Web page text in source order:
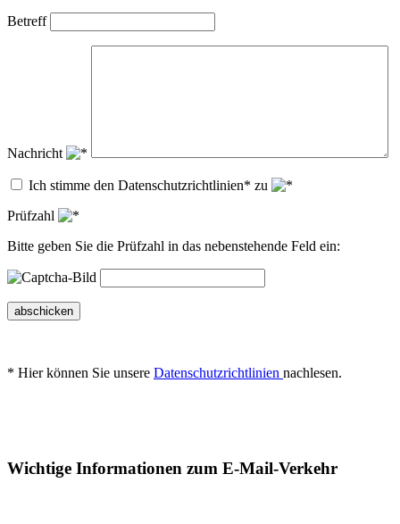
Betreff
Nachricht
Ich stimme den Datenschutzrichtlinien* zu
Prüfzahl
Bitte geben Sie die Prüfzahl in das nebenstehende Feld ein:
abschicken
* Hier können Sie unsere Datenschutzrichtlinien nachlesen.
Wichtige Informationen zum E-Mail-Verkehr